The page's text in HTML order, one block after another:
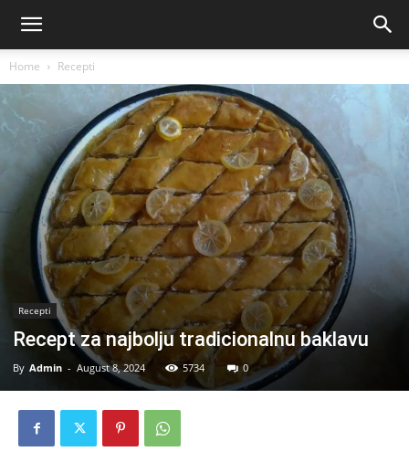
Home Recepti
Recepti
Recept za najbolju tradicionalnu baklavu
By Admin - August 8, 2024 5734 0